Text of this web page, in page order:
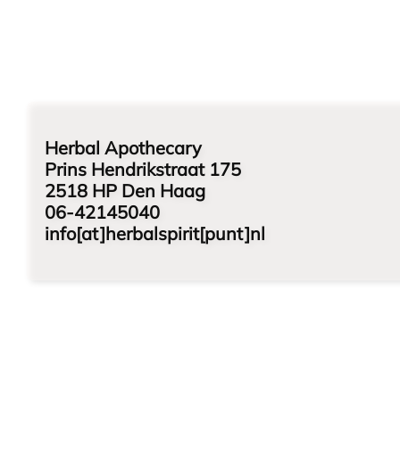
Herbal Apothecary
Prins Hendrikstraat 175
2518 HP Den Haag
06-42145040
info[at]herbalspirit[punt]nl